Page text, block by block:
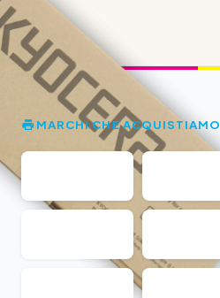
MARCHI CHE ACQUISTIAMO